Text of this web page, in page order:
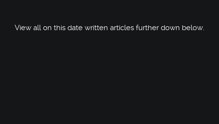
View all on this date written articles further down below.